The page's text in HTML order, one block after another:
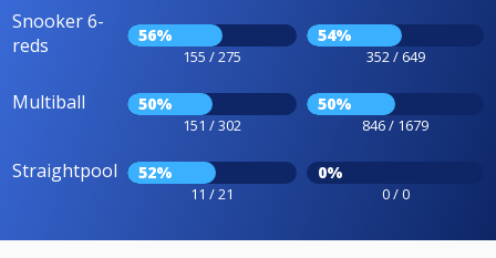
Snooker 6-
reds
56%
155 / 275
54%
352 / 649
Multiball 50%
151 / 302
50%
846 / 1679
Straightpool 52%
11 / 21
0%
0 / 0